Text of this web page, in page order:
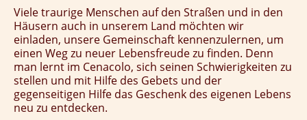
Viele traurige Menschen auf den Straßen und in den
Häusern auch in unserem Land möchten wir
einladen, unsere Gemeinschaft kennenzulernen, um
einen Weg zu neuer Lebensfreude zu finden. Denn
man lernt im Cenacolo, sich seinen Schwierigkeiten zu
stellen und mit Hilfe des Gebets und der
gegenseitigen Hilfe das Geschenk des eigenen Lebens
neu zu entdecken.